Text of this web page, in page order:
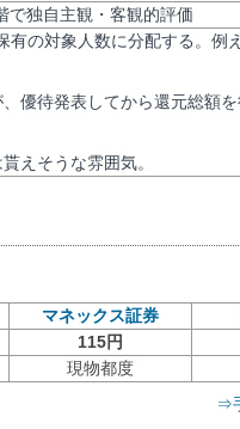
で独自主観・客観的評価
の対象人数に分配する。例
優待発表してから還元総額
えそうな雰囲気。
マネックス証券
115円
現物都度
⇒